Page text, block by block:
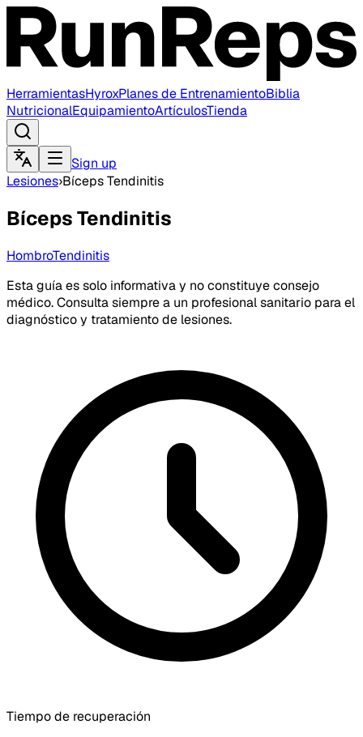
HerramientasHyroxPlanes de EntrenamientoBiblia
NutricionalEquipamientoArtículosTienda
Sign up
Lesiones›Bíceps Tendinitis
Bíceps Tendinitis
HombroTendinitis
Esta guía es solo informativa y no constituye consejo
médico. Consulta siempre a un profesional sanitario para el
diagnóstico y tratamiento de lesiones.
Tiempo de recuperación